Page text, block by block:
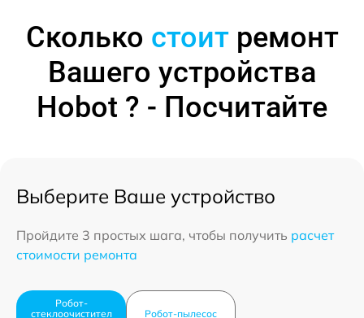
Сколько стоитремонт
Вашего устройства
Hobot ? - Посчитайте
Выберите Ваше устройство
Пройдите 3 простых шага, чтобы получить расчет
стоимости ремонта
Робот-
стеклоочистител
Робот-пылесос